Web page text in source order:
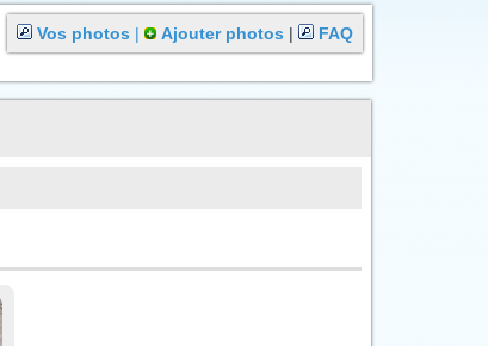
Vos photos | Ajouter photos | FAQ